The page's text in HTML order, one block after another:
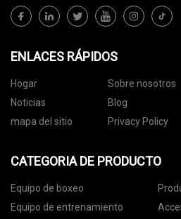
ENLACES RÁPIDOS
Hogar Sobre nosotros
Noticias
Blog
mapa del sitio
Privacy Policy
CATEGORIA DE PRODUCTO
Equipo de boxeo
Equipo de entrenamiento